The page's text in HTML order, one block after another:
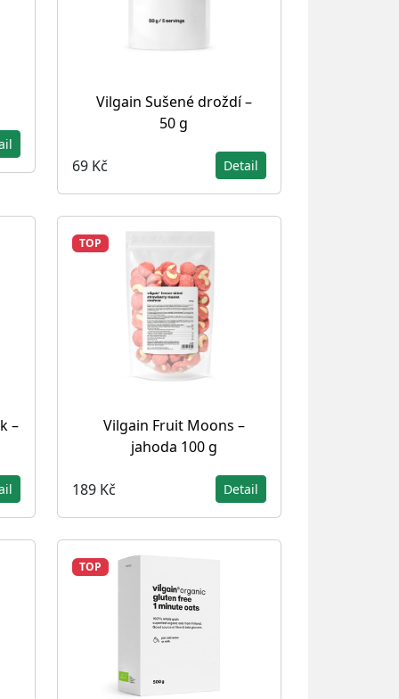
Vilgain Sušené droždí –
50 g
69 Kč Detail
–
TOP
Vilgain Fruit Moons –
jahoda 100 g
189 Kč Detail
TOP